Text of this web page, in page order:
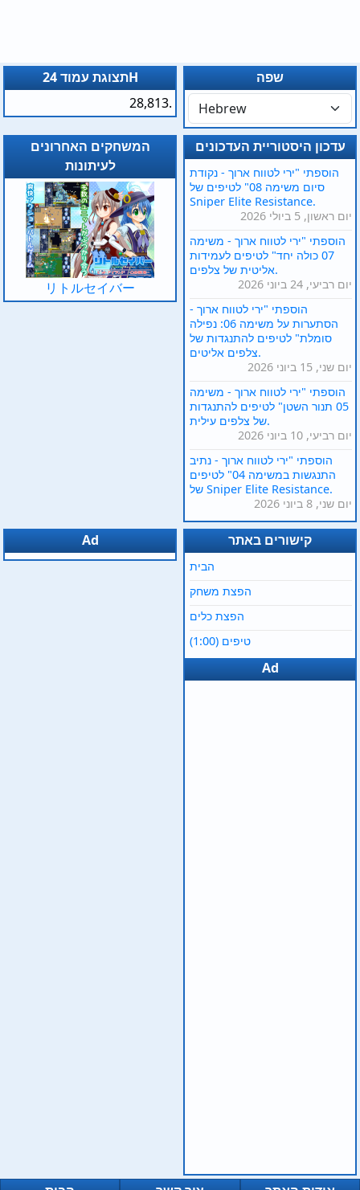
תצוגת עמוד 24H
28,813.
שפה
המשחקים האחרונים
לעיתונות
リトルセイバー
עדכון היסטוריית העדכונים
הוספתי "ירי לטווח ארוך - נקודת
סיום משימה 08" לטיפים של
Sniper Elite Resistance.
יום ראשון, 5 ביולי 2026
הוספתי "ירי לטווח ארוך - משימה
07 כולה יחד" לטיפים לעמידות
אליטית של צלפים.
יום רביעי, 24 ביוני 2026
הוספתי "ירי לטווח ארוך -
הסתערות על משימה 06: נפילה
סומלת" לטיפים להתנגדות של
צלפים אליטים.
יום שני, 15 ביוני 2026
הוספתי "ירי לטווח ארוך - משימה
05 תנור השטן" לטיפים להתנגדות
של צלפים עילית.
יום רביעי, 10 ביוני 2026
הוספתי "ירי לטווח ארוך - נתיב
התנגשות במשימה 04" לטיפים
של Sniper Elite Resistance.
יום שני, 8 ביוני 2026
Ad קישורים באתר
הבית
הפצת משחק
הפצת כלים
טיפים (1:00)
Ad